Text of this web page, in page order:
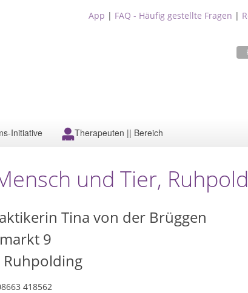
App | FAQ - Häufig gestellte Fragen |
Initiative Therapeuten || Bereich
und Tier,
Tina von der Brüggen
9
Ruhpolding
418562